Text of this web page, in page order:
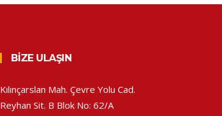
BIZE ULAŞIN
Kılınçarslan Mah. Çevre Yolu Cad.
Reyhan Sit. B Blok No: 62/A